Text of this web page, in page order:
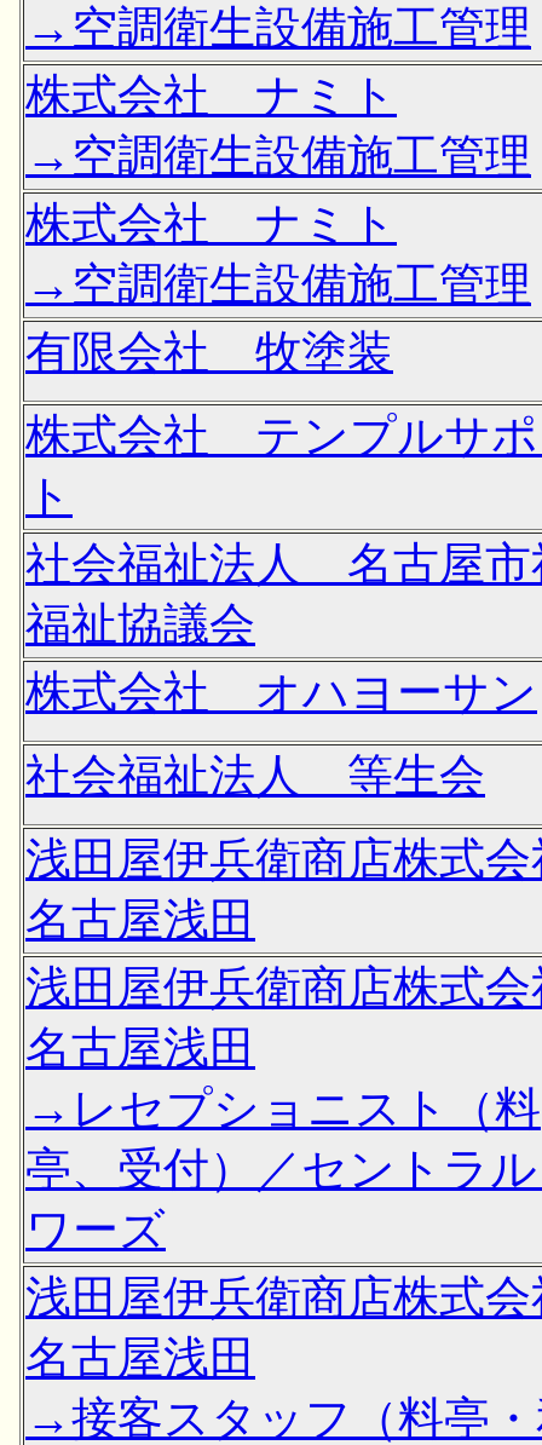
→空調衛生設備施工管理
株式会社 ナミト
→空調衛生設備施工管理
株式会社 ナミト
→空調衛生設備施工管理
有限会社 牧塗装
株式会社 テンプルサ
ト
社会福祉法人 名古屋市
福祉協議会
株式会社 オハヨーサン
社会福祉法人 等生会
浅田屋伊兵衛商店株式
名古屋浅田
浅田屋伊兵衛商店株式
名古屋浅田
→レセプショニスト（料
亭、受付）／セントラ
ワーズ
浅田屋伊兵衛商店株式
名古屋浅田
→接客スタッフ（料亭